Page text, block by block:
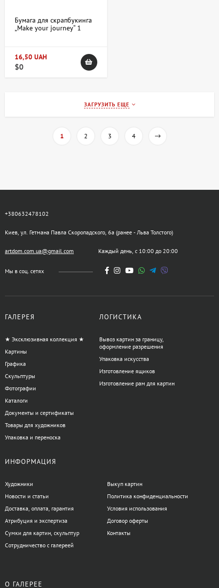
Бумага для скрапбукинга
„Make your journey“ 1
16,50 UAH
$0
ЗАГРУЗИТЬ ЕЩЕ
1 2 3 4
+380632478102
Киев, ул. Гетмана Павла Скоропадского, 6а (ранее - Льва Толстого)
artdom.com.ua@gmail.com Каждый день, с 10:00 до 20:00
Мы в соц. сетях
ГАЛЕРЕЯ
★ Эксклюзивная коллекция ★
Картины
Графика
Скульптуры
Фотографии
Каталоги
Документы и сертификаты
Товары для художников
Упаковка и переноска
ЛОГИСТИКА
Вывоз картин за границу,
оформление разрешения
Упаковка искусства
Изготовление ящиков
Изготовление рам для картин
ИНФОРМАЦИЯ
Художники
Новости и статьи
Доставка, оплата, гарантия
Атрибуция и экспертиза
Сумки для картин, скульптур
Сотрудничество с галереей
Выкуп картин
Политика конфиденциальности
Условия использования
Договор оферты
Контакты
О ГАЛЕРЕЕ